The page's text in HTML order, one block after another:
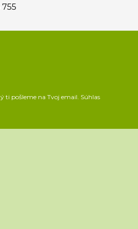
755
ti pošleme na Tvoj email. Súhlas